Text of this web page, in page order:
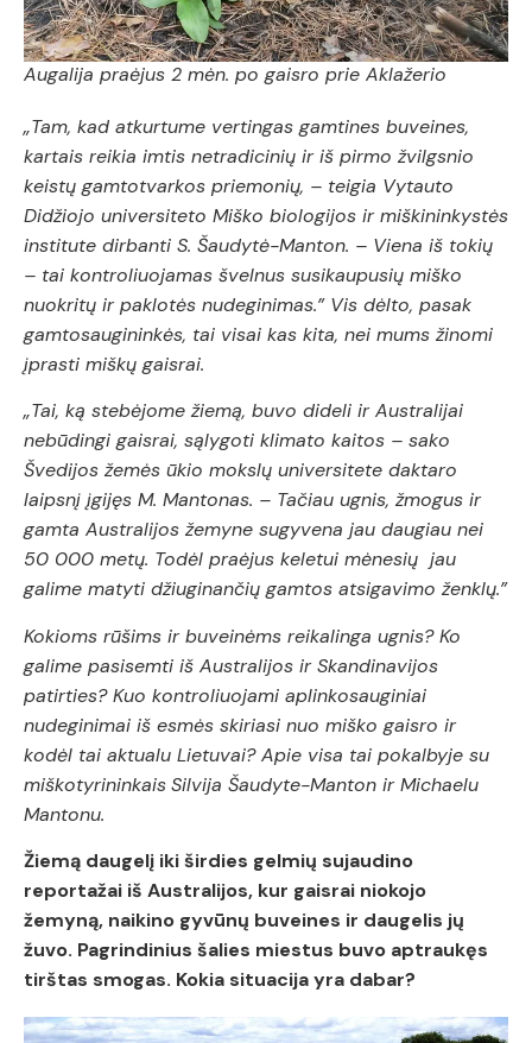
Augalija praėjus 2 mėn. po gaisro prie Aklažerio
„Tam, kad atkurtume vertingas gamtines buveines,
kartais reikia imtis netradicinių ir iš pirmo žvilgsnio
keistų gamtotvarkos priemonių, – teigia Vytauto
Didžiojo universiteto Miško biologijos ir miškininkystės
institute dirbanti S. Šaudytė-Manton. – Viena iš tokių
– tai kontroliuojamas švelnus susikaupusių miško
nuokritų ir paklotės nudeginimas.” Vis dėlto, pasak
gamtosaugininkės, tai visai kas kita, nei mums žinomi
įprasti miškų gaisrai.
„Tai, ką stebėjome žiemą, buvo dideli ir Australijai
nebūdingi gaisrai, sąlygoti klimato kaitos – sako
Švedijos žemės ūkio mokslų universitete daktaro
laipsnį įgijęs M. Mantonas. – Tačiau ugnis, žmogus ir
gamta Australijos žemyne sugyvena jau daugiau nei
50 000 metų. Todėl praėjus keletui mėnesių jau
galime matyti džiuginančių gamtos atsigavimo ženklų.”
Kokioms rūšims ir buveinėms reikalinga ugnis? Ko
galime pasisemti iš Australijos ir Skandinavijos
patirties? Kuo kontroliuojami aplinkosauginiai
nudeginimai iš esmės skiriasi nuo miško gaisro ir
kodėl tai aktualu Lietuvai?Apie visa tai pokalbyje su
miškotyrininkaisSilvija Šaudyte-Manton ir Michaelu
Mantonu.
Žiemą daugelį iki širdies gelmių sujaudino
reportažai iš Australijos, kur gaisrai niokojo
žemyną, naikino gyvūnų buveines ir daugelis jų
žuvo. Pagrindinius šalies miestus buvo aptraukęs
tirštas smogas. Kokia situacija yra dabar?